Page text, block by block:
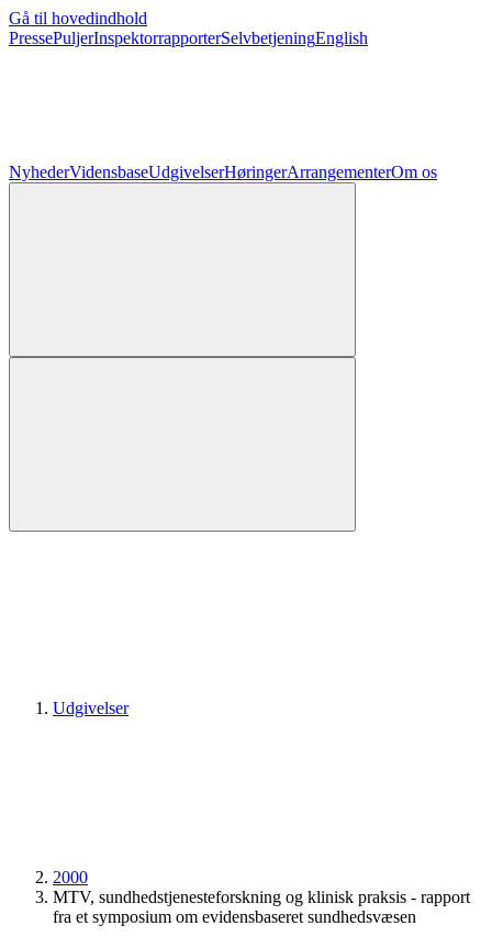
Gå til hovedindhold
PressePuljerInspektorrapporterSelvbetjeningEnglish
NyhederVidensbaseUdgivelserHøringerArrangementerOm os
Udgivelser
2000
MTV, sundhedstjenesteforskning og klinisk praksis - rapport
fra et symposium om evidensbaseret sundhedsvæsen